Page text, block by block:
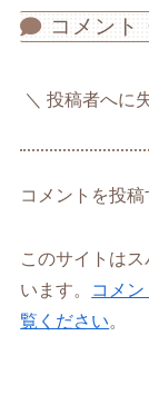
コメント
投稿者へに
コメントを投
このサイトは
います。
コメ
覧ください。